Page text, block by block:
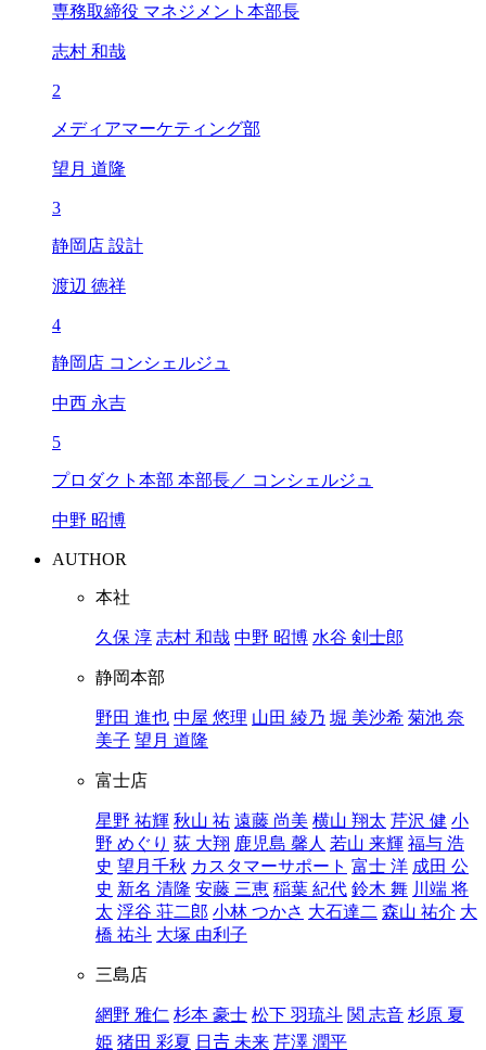
専務取締役 マネジメント本部長
志村 和哉
2
メディアマーケティング部
望月 道隆
3
静岡店 設計
渡辺 徳祥
4
静岡店 コンシェルジュ
中西 永吉
5
プロダクト本部 本部長／ コンシェルジュ
中野 昭博
AUTHOR
本社
久保 淳 志村 和哉 中野 昭博 水谷 剣士郎
静岡本部
野田 進也 中屋 悠理 山田 綾乃 堀 美沙希 菊池 奈
美子 望月 道隆
富士店
星野 祐輝 秋山 祐 遠藤 尚美 横山 翔太 芹沢 健 小
野 めぐり 荻 大翔 鹿児島 馨人 若山 来輝 福与 浩
史 望月千秋 カスタマーサポート 富士 洋 成田 公
史 新名 清隆 安藤 三恵 稲葉 紀代 鈴木 舞 川端 将
太 浮谷 荘二郎 小林 つかさ 大石達二 森山 祐介 大
橋 祐斗 大塚 由利子
三島店
網野 雅仁 杉本 豪士 松下 羽琉斗 関 志音 杉原 夏
姫 猪田 彩夏 日𠮷 未来 芹澤 潤平